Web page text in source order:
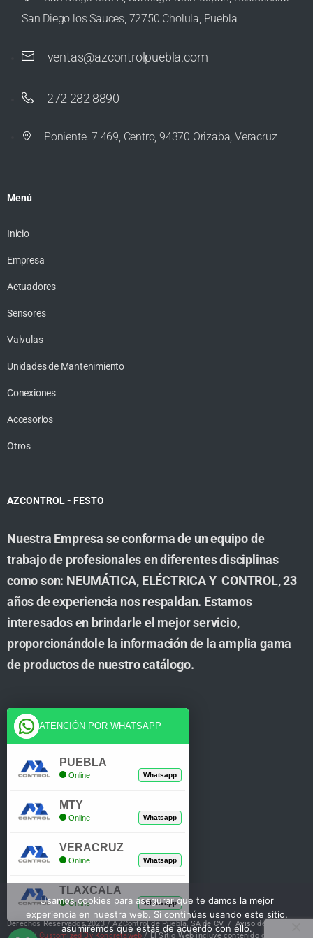
San Diego los Sauces, 72750 Cholula, Puebla
ventas@azcontrolpuebla.com
272 282 8890
Poniente. 7 469, Centro, 94370 Orizaba, Veracruz
Menú
Inicio
Empresa
Actuadores
Sensores
Valvulas
Unidades de Mantenimiento
Conexiones
Accesorios
Otros
AZCONTROL - FESTO
Nuestra Empresa se conforma de un equipo de
trabajo de profesionales en diferentes disciplinas
como son: NEUMÁTICA, ELÉCTRICA Y CONTROL, 23
años de experiencia nos respaldan. Estamos
interesados en brindarle el mejor servicio,
proporcionándole la información de la amplia gama
de productos de nuestro catálogo.
Cuenta
Tienda
Mi Cuenta
Derechos Reservados 2023 / AZControl de Puebla, SA de CV. /Aviso de Privacidad
/Customized By Koncretaweb / El Sitio Web incluye contenido de IA
Usamos cookies para asegurar que te damos la mejor
experiencia en nuestra web. Si continúas usando este sitio,
asumiremos que estás de acuerdo con ello.
ATENCIÓN POR WHATSAPP
PUEBLA
Online Whatsapp
MTY
Online Whatsapp
VERACRUZ
Online Whatsapp
TLAXCALA
Online Whatsapp